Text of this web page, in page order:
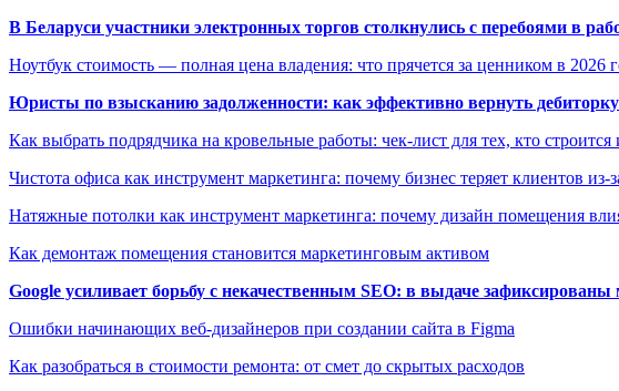
В Беларуси участники электронных торгов столкнулись с перебоями в
Ноутбук стоимость — полная цена владения: что прячется за ценником в 2026
Юристы по взысканию задолженности: как эффективно вернуть
Как выбрать подрядчика на кровельные работы: чек-лист для тех, кто строится
Чистота офиса как инструмент маркетинга: почему бизнес теряет клиентов из-
Натяжные потолки как инструмент маркетинга: почему дизайн помещения
Как демонтаж помещения становится маркетинговым активом
Google усиливает борьбу с некачественным SEO: в выдаче
Ошибки начинающих веб-дизайнеров при создании сайта в Figma
Как разобраться в стоимости ремонта: от смет до скрытых расходов